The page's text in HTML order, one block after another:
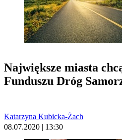
Największe miasta
Funduszu Dróg
Katarzyna Kubicka-Żach
08.07.2020 | 13:30